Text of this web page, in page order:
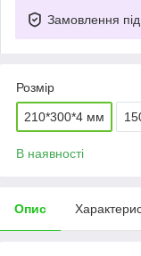
Замовлення
Розмір
210*300*4 мм
В наявності
Опис